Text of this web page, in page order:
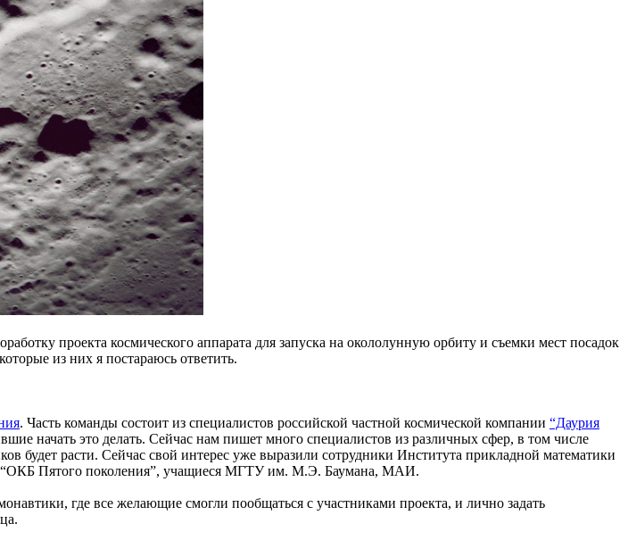
проекта космического аппарата для запуска на окололунную орбиту и съемки мест посадок
из них я постараюсь ответить.
. Часть команды состоит из специалистов российской частной космической компании “Даурия
начать это делать. Сейчас нам пишет много специалистов из различных сфер, в том числе
будет расти. Сейчас свой интерес уже выразили сотрудники Института прикладной математики
Пятого поколения”, учащиеся МГТУ им. М.Э. Баумана, МАИ.
где все желающие смогли пообщаться с участниками проекта, и лично задать